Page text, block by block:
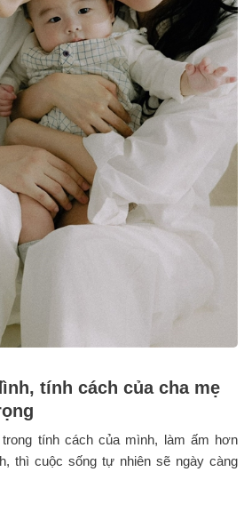
tính cách của cha mẹ
tính cách của mình, làm ấm hơn
thì cuộc sống tự nhiên sẽ ngày càng